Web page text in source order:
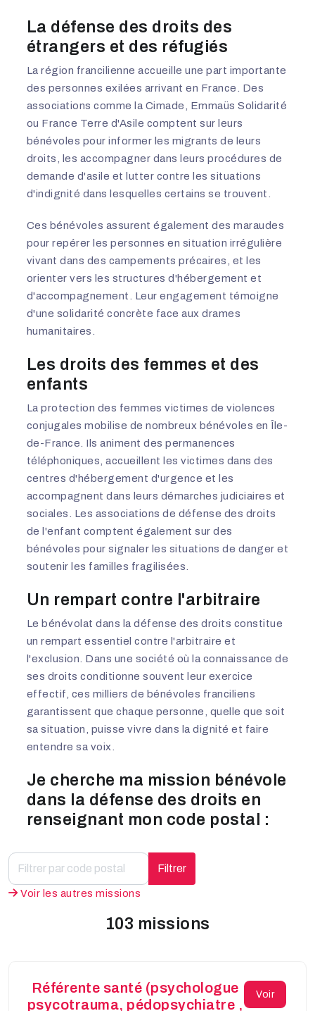
La défense des droits des
étrangers et des réfugiés
La région francilienne accueille une part importante
des personnes exilées arrivant en France. Des
associations comme la Cimade, Emmaüs Solidarité
ou France Terre d'Asile comptent sur leurs
bénévoles pour informer les migrants de leurs
droits, les accompagner dans leurs procédures de
demande d'asile et lutter contre les situations
d'indignité dans lesquelles certains se trouvent.
Ces bénévoles assurent également des maraudes
pour repérer les personnes en situation irrégulière
vivant dans des campements précaires, et les
orienter vers les structures d'hébergement et
d'accompagnement. Leur engagement témoigne
d'une solidarité concrète face aux drames
humanitaires.
Les droits des femmes et des
enfants
La protection des femmes victimes de violences
conjugales mobilise de nombreux bénévoles en Île-
de-France. Ils animent des permanences
téléphoniques, accueillent les victimes dans des
centres d'hébergement d'urgence et les
accompagnent dans leurs démarches judiciaires et
sociales. Les associations de défense des droits
de l'enfant comptent également sur des
bénévoles pour signaler les situations de danger et
soutenir les familles fragilisées.
Un rempart contre l'arbitraire
Le bénévolat dans la défense des droits constitue
un rempart essentiel contre l'arbitraire et
l'exclusion. Dans une société où la connaissance de
ses droits conditionne souvent leur exercice
effectif, ces milliers de bénévoles franciliens
garantissent que chaque personne, quelle que soit
sa situation, puisse vivre dans la dignité et faire
entendre sa voix.
Je cherche ma mission bénévole
dans la défense des droits en
renseignant mon code postal :
Filtrer
Voir les autres missions
103 missions
Voir
Référente santé (psychologue
psycotrauma, pédopsychiatre ,